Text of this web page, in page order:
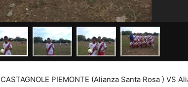
PIEMONTE (Alianza Santa Rosa ) VS